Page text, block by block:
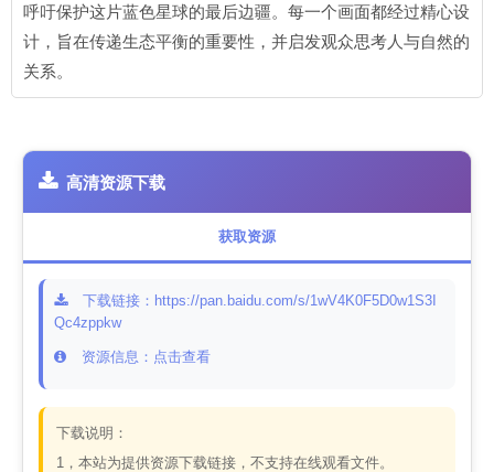
呼吁保护这片蓝色星球的最后边疆。每一个画面都经过精心设
计，旨在传递生态平衡的重要性，并启发观众思考人与自然的
关系。
高清资源下载
获取资源
下载链接：https://pan.baidu.com/s/1wV4K0F5D0w1S3I
Qc4zppkw
资源信息：点击查看
下载说明：
1，本站为提供资源下载链接，不支持在线观看文件。